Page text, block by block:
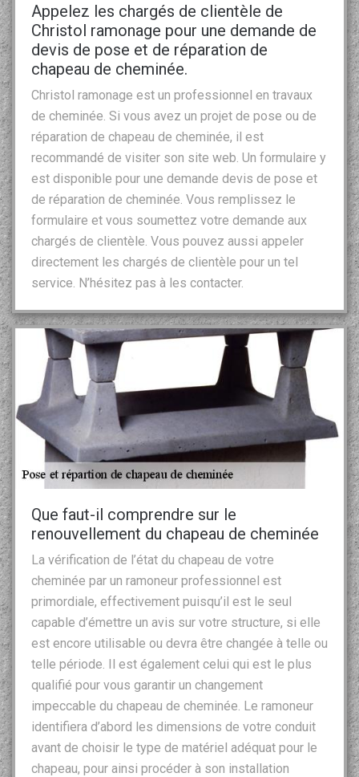
Appelez les chargés de clientèle de
Christol ramonage pour une demande de
devis de pose et de réparation de
chapeau de cheminée.
Christol ramonage est un professionnel en travaux
de cheminée. Si vous avez un projet de pose ou de
réparation de chapeau de cheminée, il est
recommandé de visiter son site web. Un formulaire y
est disponible pour une demande devis de pose et
de réparation de cheminée. Vous remplissez le
formulaire et vous soumettez votre demande aux
chargés de clientèle. Vous pouvez aussi appeler
directement les chargés de clientèle pour un tel
service. N’hésitez pas à les contacter.
Que faut-il comprendre sur le
renouvellement du chapeau de cheminée
La vérification de l’état du chapeau de votre
cheminée par un ramoneur professionnel est
primordiale, effectivement puisqu’il est le seul
capable d’émettre un avis sur votre structure, si elle
est encore utilisable ou devra être changée à telle ou
telle période. Il est également celui qui est le plus
qualifié pour vous garantir un changement
impeccable du chapeau de cheminée. Le ramoneur
identifiera d’abord les dimensions de votre conduit
avant de choisir le type de matériel adéquat pour le
chapeau, pour ainsi procéder à son installation